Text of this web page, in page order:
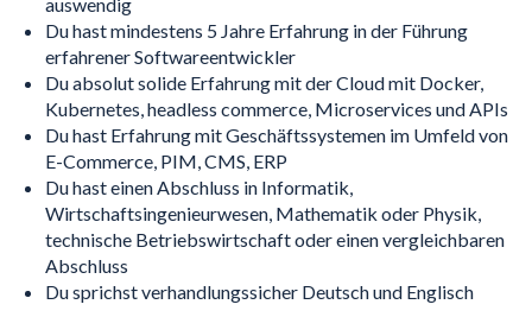
Du hast mindestens 5 Jahre Erfahrung in der Führung
erfahrener Softwareentwickler
Du absolut solide Erfahrung mit der Cloud mit Docker,
Kubernetes, headless commerce, Microservices und APIs
Du hast Erfahrung mit Geschäftssystemen im Umfeld von
E-Commerce, PIM, CMS, ERP
Du hast einen Abschluss in Informatik,
Wirtschaftsingenieurwesen, Mathematik oder Physik,
technische Betriebswirtschaft oder einen vergleichbaren
Abschluss
Du sprichst verhandlungssicher Deutsch und Englisch